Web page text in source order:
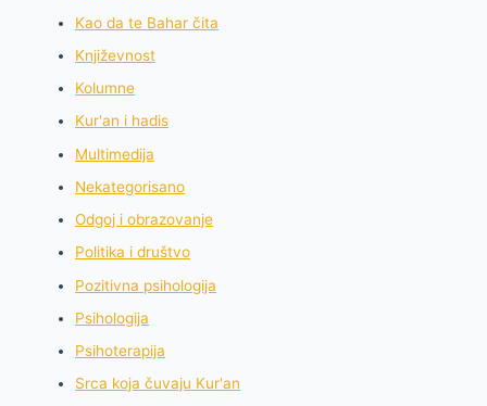
Kao da te Bahar čita
Književnost
Kolumne
Kur'an i hadis
Multimedija
Nekategorisano
Odgoj i obrazovanje
Politika i društvo
Pozitivna psihologija
Psihologija
Psihoterapija
Srca koja čuvaju Kur'an